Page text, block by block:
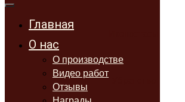
Главная
О нас
О производстве
Видео работ
Отзывы